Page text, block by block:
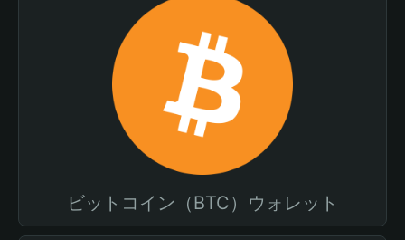
ビットコイン（BTC）ウォレット